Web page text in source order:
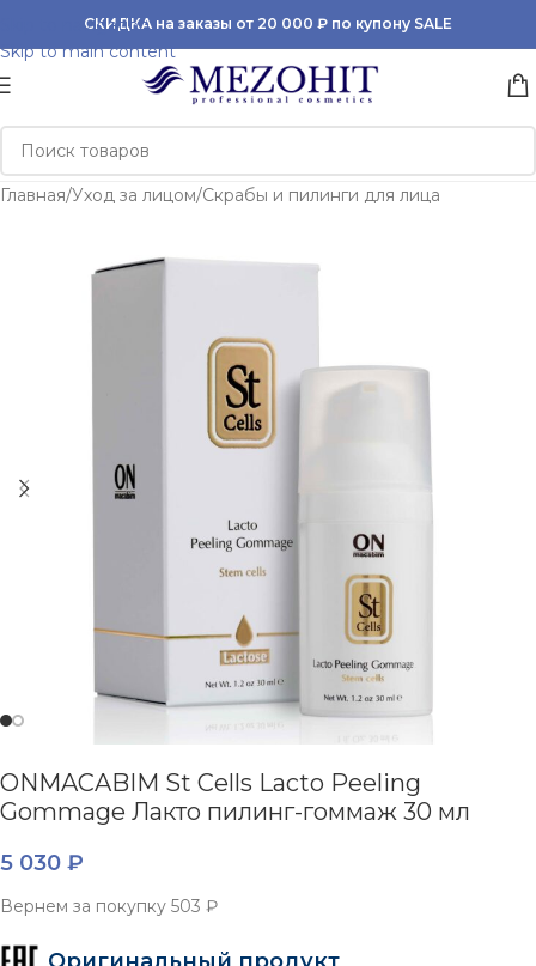
Skip to navigation
Skip to main content
СКИДКА на заказы от 20 000 ₽ по купону SALE
Главная/Уход за лицом/Скрабы и пилинги для лица
ONMACABIM St Cells Lacto Peeling
Gommage Лакто пилинг-гоммаж 30 мл
5 030 ₽
Вернем за покупку 503 ₽
Оригинальный продукт